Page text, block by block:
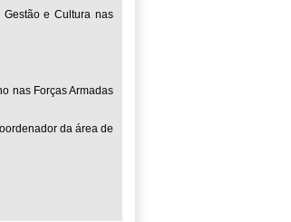
e Cultura nas
nas Forças Armadas
da área de